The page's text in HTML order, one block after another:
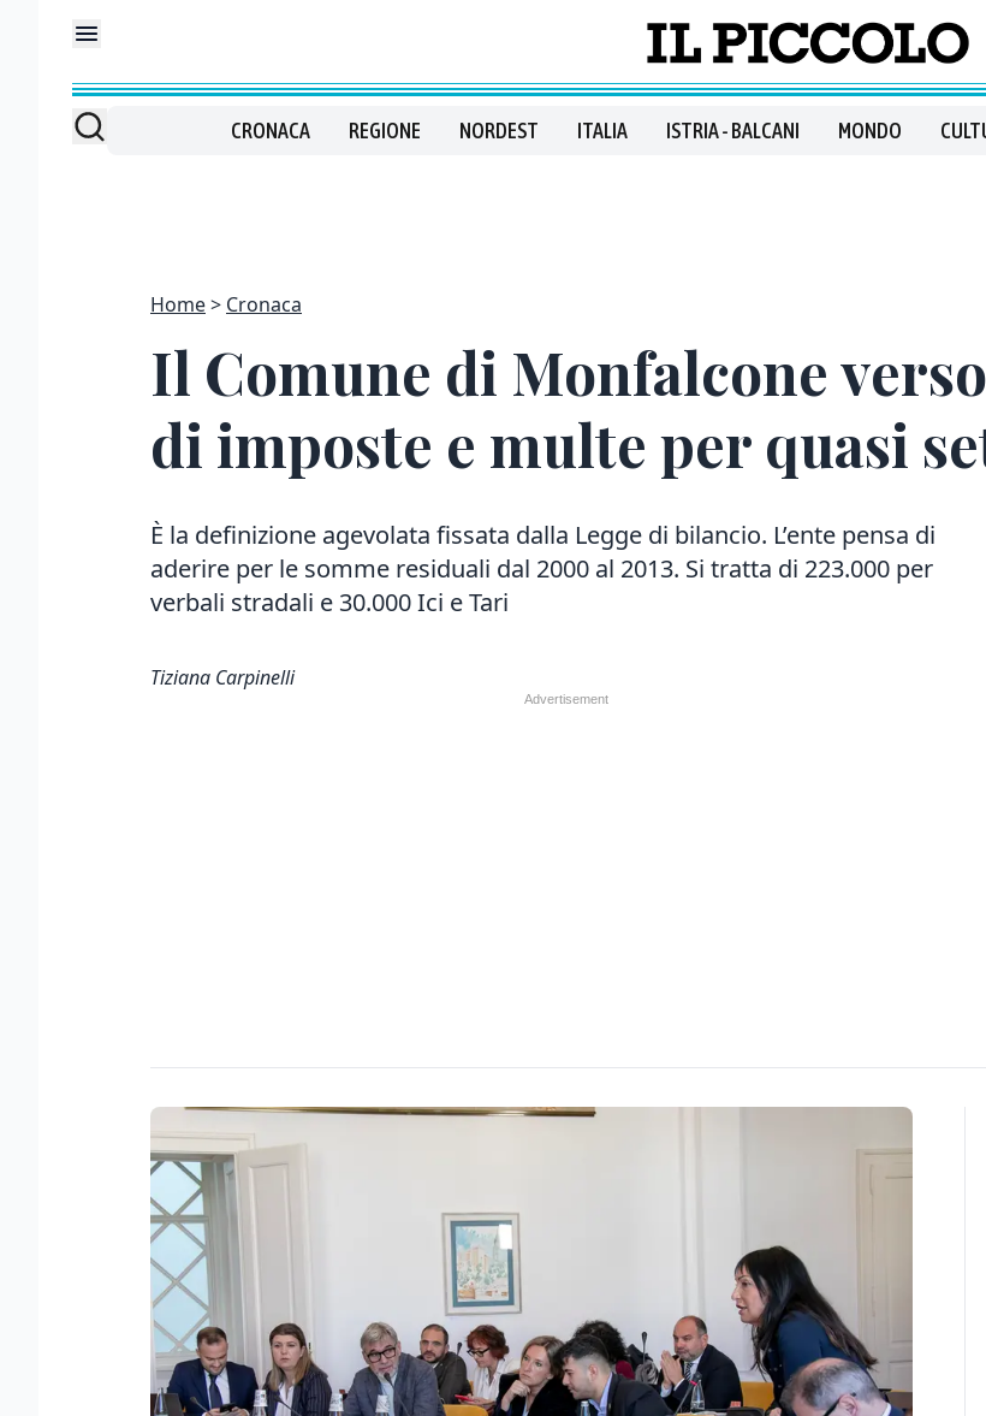
CRONACA REGIONE NORDEST ITALIA ISTRIA - BALCANI MONDO
Home Cronaca
Il Comune di Monfalcone
di imposte e multe per quasi
È la definizione agevolata fissata dalla Legge di bilancio. L’ente pensa di
aderire per le somme residuali dal 2000 al 2013. Si tratta di 223.000 per
verbali stradali e 30.000 Ici e Tari
Tiziana Carpinelli